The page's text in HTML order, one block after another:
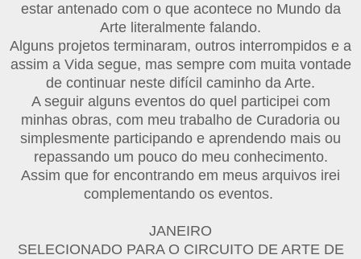
estar antenado com o que acontece no Mundo da
Arte literalmente falando.
Alguns projetos terminaram, outros interrompidos e a
assim a Vida segue, mas sempre com muita vontade
de continuar neste difícil caminho da Arte.
A seguir alguns eventos do quel participei com
minhas obras, com meu trabalho de Curadoria ou
simplesmente participando e aprendendo mais ou
repassando um pouco do meu conhecimento.
Assim que for encontrando em meus arquivos irei
complementando os eventos.
JANEIRO
SELECIONADO PARA O CIRCUITO DE ARTE DE